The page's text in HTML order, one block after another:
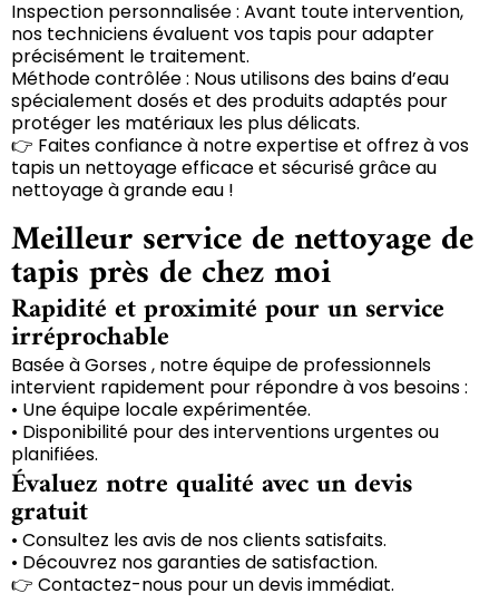
Inspection personnalisée : Avant toute intervention,
nos techniciens évaluent vos tapis pour adapter
précisément le traitement.
Méthode contrôlée : Nous utilisons des bains d’eau
spécialement dosés et des produits adaptés pour
protéger les matériaux les plus délicats.
👉 Faites confiance à notre expertise et offrez à vos
tapis un nettoyage efficace et sécurisé grâce au
nettoyage à grande eau !
Meilleur service de nettoyage de
tapis près de chez moi
Rapidité et proximité pour un service
irréprochable
Basée à Gorses , notre équipe de professionnels
intervient rapidement pour répondre à vos besoins :
• Une équipe locale expérimentée.
• Disponibilité pour des interventions urgentes ou
planifiées.
Évaluez notre qualité avec un devis
gratuit
• Consultez les avis de nos clients satisfaits.
• Découvrez nos garanties de satisfaction.
👉 Contactez-nous pour un devis immédiat.